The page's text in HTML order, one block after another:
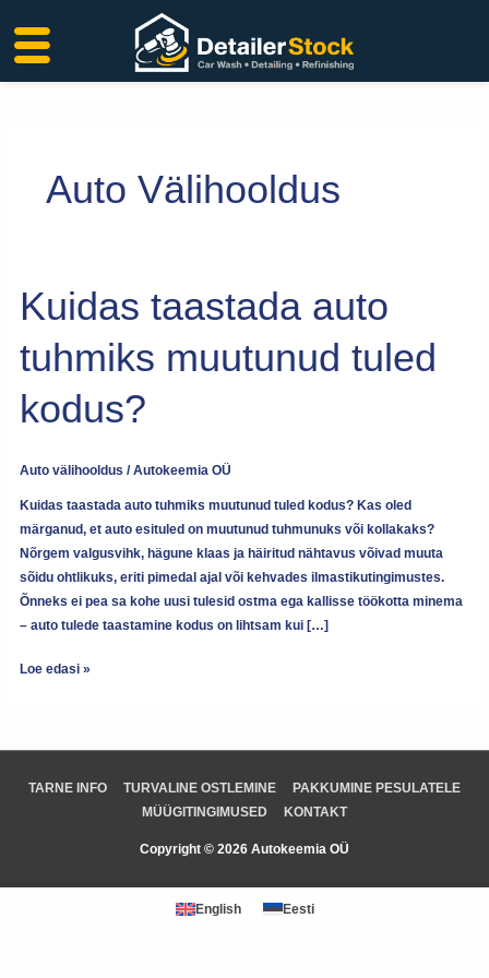
sisu
juurde
Auto Välihooldus
Kuidas taastada auto
tuhmiks muutunud tuled
kodus?
Auto välihooldus /Autokeemia OÜ
Kuidas taastada auto tuhmiks muutunud tuled kodus? Kas oled
märganud, et auto esituled on muutunud tuhmunuks või kollakaks?
Nõrgem valgusvihk, hägune klaas ja häiritud nähtavus võivad muuta
sõidu ohtlikuks, eriti pimedal ajal või kehvades ilmastikutingimustes.
Õnneks ei pea sa kohe uusi tulesid ostma ega kallisse töökotta minema
– auto tulede taastamine kodus on lihtsam kui […]
Kuidas
taastada
tuhmiks
tuled
Loe edasi »
TARNE INFO TURVALINE OSTLEMINE
PAKKUMINE PESULATELE
MÜÜGITINGIMUSED
KONTAKT
Copyright © 2026 Autokeemia OÜ
English Eesti